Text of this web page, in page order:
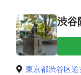
渋谷
東京都渋谷区